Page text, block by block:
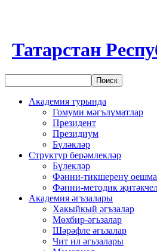
Татарстан
Академия турында
Гомуми мәгълүматлар
Президент
Президиум
Бүләкләр
Структур берәмлекләр
Бүлекләр
Фәнни-тикшеренү
Фәнни-методик
Академия әгъзалары
Хакыйкый әгъзалар
Мөхбир-әгьзалар
Шәрәфле әгьзалар
Чит ил әгьзалары